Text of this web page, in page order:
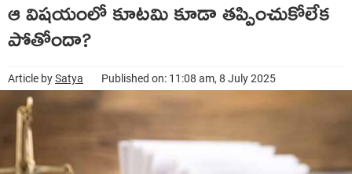
ఆ విష‌యంలో కూట‌మి కూడా త‌ప్పించుకోలేక
పోతోందా?
Article bySatya Published on: 11:08 am, 8 July 2025